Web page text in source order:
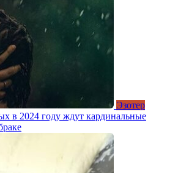
Эзотер
в 2024 году ждут кардинальные